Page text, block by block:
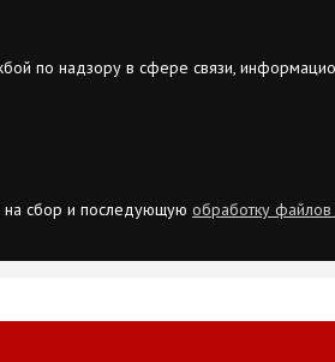
по надзору в сфере связи,
на сбор и последующую обработку